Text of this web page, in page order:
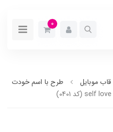
0
قاب موبایل
طرح با اسم خودت